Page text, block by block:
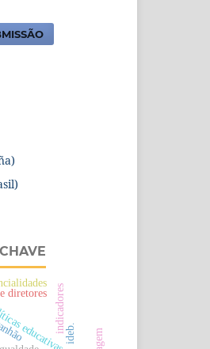
educativas
diretores indicadoresideb.